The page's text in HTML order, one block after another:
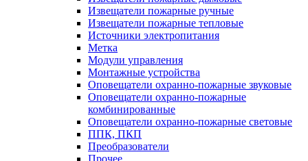
Извещатели пожарные ручные
Извещатели пожарные тепловые
Источники электропитания
Метка
Модули управления
Монтажные устройства
Оповещатели охранно-пожарные звуковые
Оповещатели охранно-пожарные
комбинированные
Оповещатели охранно-пожарные световые
ППК, ПКП
Преобразователи
Прочее